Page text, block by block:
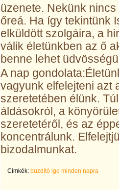
üzenete. Nekünk
őreá. Ha így tekintünk
elküldött szolgáira, a
válik életünkben az ő
benne lehet
A nap gondolata:
vagyunk elfelejteni azt
szeretetében élünk.
áldásokról, a
szeretetéről, és az
koncentrálunk.
bizodalmunkat.
Címkék: buzdító ige minden napra